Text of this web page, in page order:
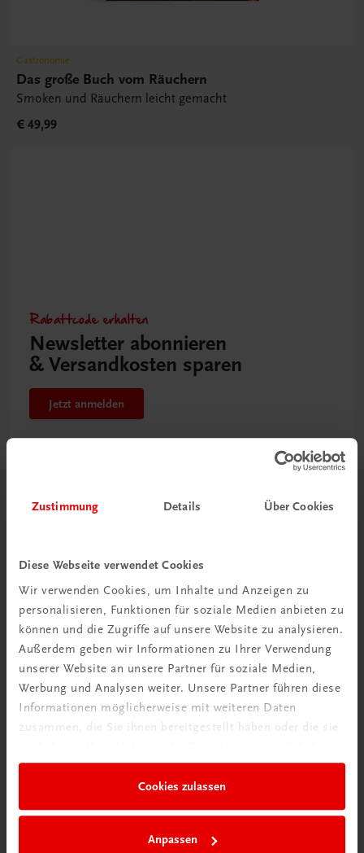
Zustimmung Details Über Cookies
Diese Webseite verwendet Cookies
Wir verwenden Cookies, um Inhalte und Anzeigen zu
personalisieren, Funktionen für soziale Medien anbieten zu
können und die Zugriffe auf unsere Website zu analysieren.
Außerdem geben wir Informationen zu Ihrer Verwendung
unserer Website an unsere Partner für soziale Medien,
Werbung und Analysen weiter. Unsere Partner führen diese
Informationen möglicherweise mit weiteren Daten
zusammen, die Sie ihnen bereitgestellt haben oder die sie
Cookies zulassen
Anpassen
Gastronomie
Das große Buch vom Räuchern
Smoken und Räuchern leicht gemacht
€ 49,99
Rabattcode erhalten
Newsletter abonnieren
& Versandkosten sparen
Jetzt anmelden
Herzlich willkommen bei TRAUNER!
Wir über uns
Familienunternehmen mit 80 Mitarbeiterinnen und
Mitarbeitern, die eines verbindet: Begeisterung für unsere
Produkte.
mehr erfahren
Wir sind gerne für Sie da
TRAUNER Verlag + Buchservice GmbH